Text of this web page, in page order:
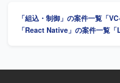
整を行いつつ推進していける方
クト指向を理解し、設計意図を
C++による開発経験やUML設計
「組込・制御」の案件一覧 「
「React Native」の案件一覧